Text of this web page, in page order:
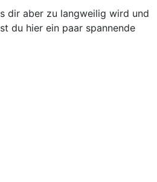
dir aber zu langweilig wird und
du hier ein paar spannende